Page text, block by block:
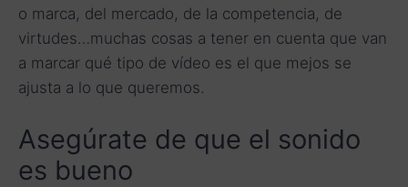
o marca, del mercado, de la competencia, de
virtudes…muchas cosas a tener en cuenta que van
a marcar qué tipo de vídeo es el que mejos se
ajusta a lo que queremos.
Asegúrate de que el sonido
es bueno